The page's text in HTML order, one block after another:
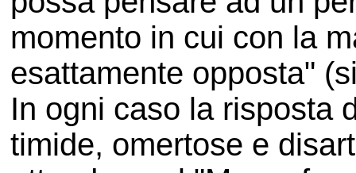
momento in cui con la
esattamente opposta"
In ogni caso la risposta
timide, omertose e